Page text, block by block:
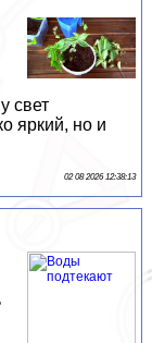
свет
яркий, но и
02 08 2026 12:38:13